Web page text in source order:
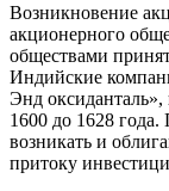
Возникновение
акционерного
обществами
Индийские
Энд
1600 до 1628
возникать и
притоку